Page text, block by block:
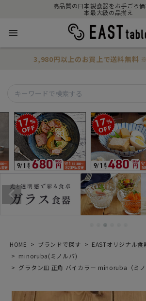
高品質の日本製食器をお手ごろ
本最大級の品揃え
menu
3,980円以上のお買上で送料無料
HOME ブランドで探す
EASTオリジナル食
minoruba(ミノルバ)
グラタン皿 正角 バイカラー minoruba（ミノ